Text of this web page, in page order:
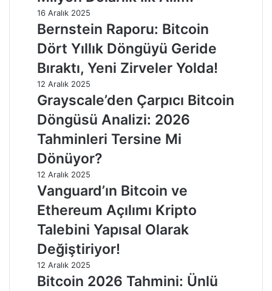
16 Aralık 2025
Bernstein Raporu: Bitcoin
Dört Yıllık Döngüyü Geride
Bıraktı, Yeni Zirveler Yolda!
12 Aralık 2025
Grayscale’den Çarpıcı Bitcoin
Döngüsü Analizi: 2026
Tahminleri Tersine Mi
Dönüyor?
12 Aralık 2025
Vanguard’ın Bitcoin ve
Ethereum Açılımı Kripto
Talebini Yapısal Olarak
Değiştiriyor!
12 Aralık 2025
Bitcoin 2026 Tahmini: Ünlü